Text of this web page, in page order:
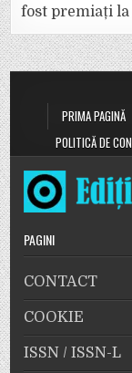
fost premiați la
PRIMA PAGINĂ
POLITICĂ DE
PAGINI
CONTACT
COOKIE
ISSN / ISSN-L